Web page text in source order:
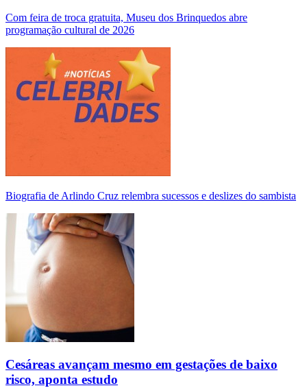
Com feira de troca gratuita, Museu dos Brinquedos abre
programação cultural de 2026
Biografia de Arlindo Cruz relembra sucessos e deslizes do sambista
Cesáreas avançam mesmo em gestações de baixo
risco, aponta estudo